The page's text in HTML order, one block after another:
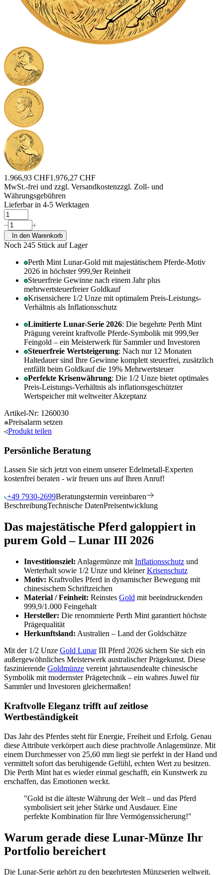
1.966,93 CHF1.976,27 CHF
MwSt.-frei und zzgl. Versandkostenzzgl. Zoll- und
Währungsgebühren
Lieferbar in 4-5 Werktagen
In den Warenkorb
Noch 245 Stück auf Lager
Perth Mint Lunar-Gold mit majestätischem Pferde-Motiv
2026 in höchster 999,9er Reinheit
Steuerfreie Gewinne nach einem Jahr plus
mehrwertsteuerfreier Goldkauf
Krisensichere 1/2 Unze mit optimalem Preis-Leistungs-
Verhältnis als Inflationsschutz
Limitierte Lunar-Serie 2026: Die begehrte Perth Mint
Prägung vereint kraftvolle Pferde-Symbolik mit 999,9er
Feingold – ein Meisterwerk für Sammler und Investoren
Steuerfreie Wertsteigerung: Nach nur 12 Monaten
Haltedauer sind Ihre Gewinne komplett steuerfrei, zusätzlich
entfällt beim Goldkauf die 19% Mehrwertsteuer
Perfekte Krisenwährung: Die 1/2 Unze bietet optimales
Preis-Leistungs-Verhältnis als inflationsgeschützter
Wertspeicher mit weltweiter Akzeptanz
Artikel-Nr: 1260030
Preisalarm setzen
Produkt teilen
Persönliche Beratung
Lassen Sie sich jetzt von einem unserer Edelmetall-Experten
kostenfrei beraten - wir freuen uns auf Ihren Anruf!
+49 7930-2699Beratungstermin vereinbaren
BeschreibungTechnische DatenPreisentwicklung
Das majestätische Pferd galoppiert in
purem Gold – Lunar III 2026
Investitionsziel: Anlagemünze mit Inflationsschutz und
Werterhalt sowie 1/2 Unze und kleinerKrisenschutz
Motiv: Kraftvolles Pferd in dynamischer Bewegung mit
chinesischem Schriftzeichen
Material / Feinheit: Reinstes Gold mit beeindruckenden
999,9/1.000 Feingehalt
Hersteller: Die renommierte Perth Mint garantiert höchste
Prägequalität
Herkunftsland: Australien – Land der Goldschätze
Mit der 1/2 Unze Gold LunarIII Pferd 2026 sichern Sie sich ein
außergewöhnliches Meisterwerk australischer Prägekunst. Diese
faszinierende Goldmünze vereint jahrtausendealte chinesische
Symbolik mit modernster Prägetechnik – ein wahres Juwel für
Sammler und Investoren gleichermaßen!
Kraftvolle Eleganz trifft auf zeitlose
Wertbeständigkeit
Das Jahr des Pferdes steht für Energie, Freiheit und Erfolg. Genau
diese Attribute verkörpert auch diese prachtvolle Anlagemünze. Mit
einem Durchmesser von 25,60 mm liegt sie perfekt in der Hand und
vermittelt sofort das beruhigende Gefühl, echten Wert zu besitzen.
Die Perth Mint hat es wieder einmal geschafft, ein Kunstwerk zu
erschaffen, das Emotionen weckt.
"Gold ist die älteste Währung der Welt – und das Pferd
symbolisiert seit jeher Stärke und Ausdauer. Eine
perfekte Kombination für Ihre Vermögenssicherung!"
Warum gerade diese Lunar-Münze Ihr
Portfolio bereichert
Die Lunar-Serie gehört zu den begehrtesten Münzserien weltweit.